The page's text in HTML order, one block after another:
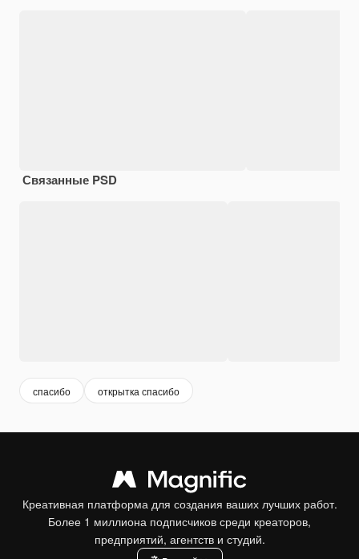
Связанные PSD
спасибо открытка спасибо
Креативная платформа для создания ваших лучших работ.
Более 1 миллиона подписчиков среди креаторов,
предприятий, агентств и студий.